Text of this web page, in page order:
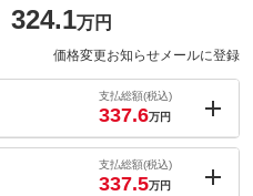
324.1万円
価格変更お知らせメールに登録
支払総額(税込)
337.6万円
支払総額(税込)
337.5万円